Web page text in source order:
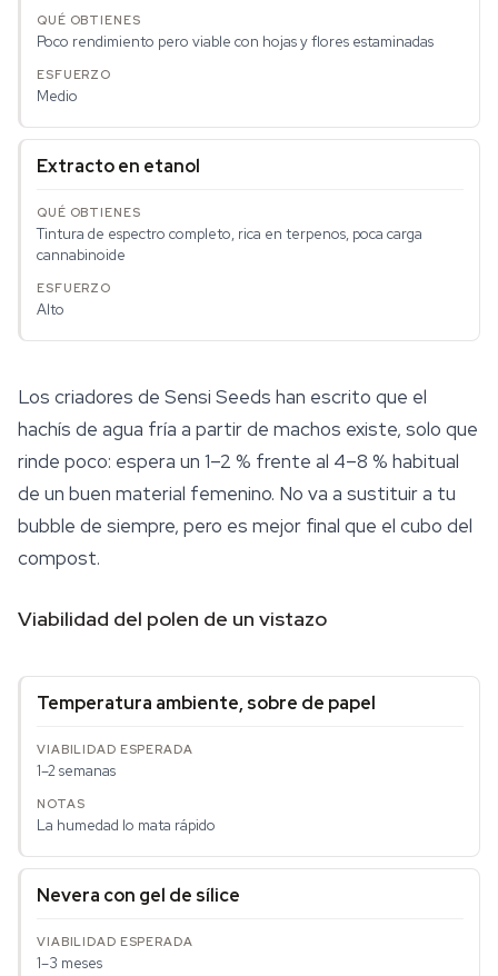
Poco rendimiento pero viable con hojas y flores estaminadas
Medio
Extracto en etanol
Tintura de espectro completo, rica en terpenos, poca carga
cannabinoide
Alto
Los criadores de Sensi Seeds han escrito que el
hachís de agua fría a partir de machos existe, solo que
rinde poco: espera un 1–2 % frente al 4–8 % habitual
de un buen material femenino. No va a sustituir a tu
bubble de siempre, pero es mejor final que el cubo del
compost.
Viabilidad del polen de un vistazo
Temperatura ambiente, sobre de papel
1–2 semanas
La humedad lo mata rápido
Nevera con gel de sílice
1–3 meses